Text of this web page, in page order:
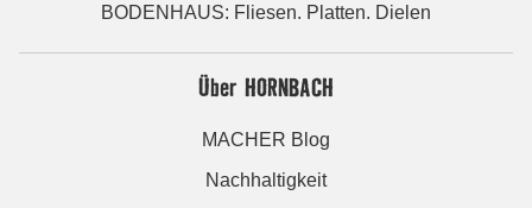
BODENHAUS: Fliesen. Platten. Dielen
Über HORNBACH
MACHER Blog
Nachhaltigkeit